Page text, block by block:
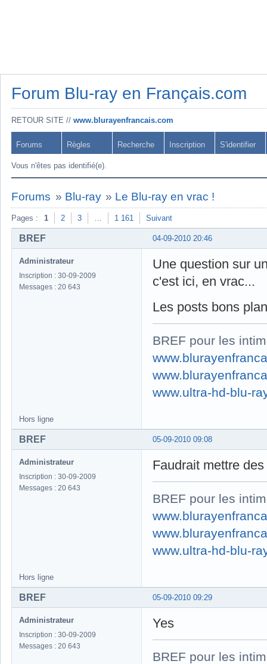
Forum Blu-ray en Français.com
RETOUR SITE // www.blurayenfrancais.com
Forums Règles Recherche Inscription S'identifier
Vous n'êtes pas identifié(e).
Forums » Blu-ray » Le Blu-ray en vrac !
Pages : 1 2 3 … 1 161 Suivant
04-09-2010 20:46
BREF
Administrateur
Inscription : 30-09-2009
Messages : 20 643
Une question sur
c'est ici, en vrac...
Les posts bons
BREF pour les
www.ultra-hd-blu-
Hors ligne
05-09-2010 09:08
BREF
Administrateur
Inscription : 30-09-2009
Messages : 20 643
Faudrait mettre
BREF pour les
www.ultra-hd-blu-
Hors ligne
05-09-2010 09:29
BREF
Administrateur
Inscription : 30-09-2009
Messages : 20 643
Yes
BREF pour les